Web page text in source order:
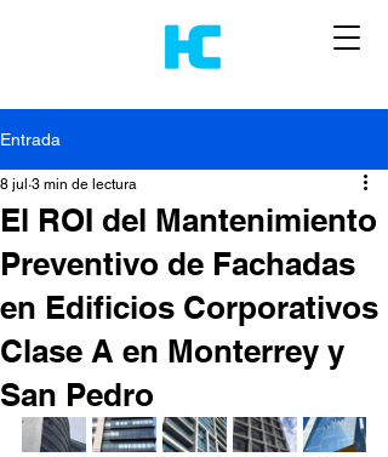
Entrada
El ROI del Mantenimiento
Preventivo de Fachadas
en Edificios Corporativos
Clase A en Monterrey y
San Pedro
8 jul 3 min de lectura